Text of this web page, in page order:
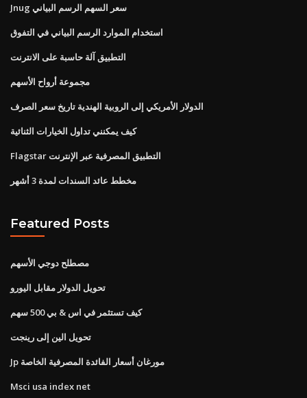
Jnug سعر السهم الرسم البياني
استخدام الموارد الرسم البياني في التفوق
التطبيق آلة حاسبة على الانترنت
مجموعة أرواح الأسهم
الدولار الأمريكي إلى الروبية الهندية تاريخ سعر الصرف
كيف يمكنني تداول الخيارات الثنائية
Flagstar التطبيق المصرفية عبر الإنترنت
مخطط عائد السندات لمدة 3 أشهر
Featured Posts
مصطلح دوجي الأسهم
تحويل الدولار مقابل اليورو
كيف تستثمر في اس & بي 500 سهم
تحويل الين إلى رينجت
Jp مورغان أسعار الفائدة المصرفية الخاصة
Msci usa index net